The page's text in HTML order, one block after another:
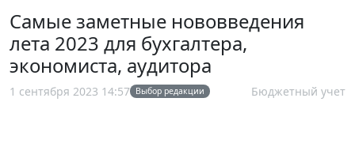
Самые заметные нововведения
лета 2023 для бухгалтера,
экономиста, аудитора
1 сентября 2023 14:57 Выбор редакции Бюджетный учет